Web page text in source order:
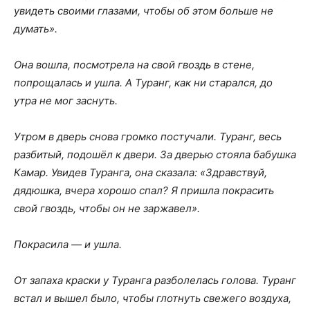
увидеть своими глазами, чтобы об этом больше не
думать».
Она вошла, посмотрела на свой гвоздь в стене,
попрощалась и ушла. А Туранг, как ни старался, до
утра не мог заснуть.
Утром в дверь снова громко постучали. Туранг, весь
разбитый, подошёл к двери. За дверью стояла бабушка
Камар. Увидев Туранга, она сказала: «Здравствуй,
дядюшка, вчера хорошо спал? Я пришла покрасить
свой гвоздь, чтобы он не заржавел».
Покрасила — и ушла.
От запаха краски у Туранга разболелась голова. Туранг
встал и вышел было, чтобы глотнуть свежего воздуха,